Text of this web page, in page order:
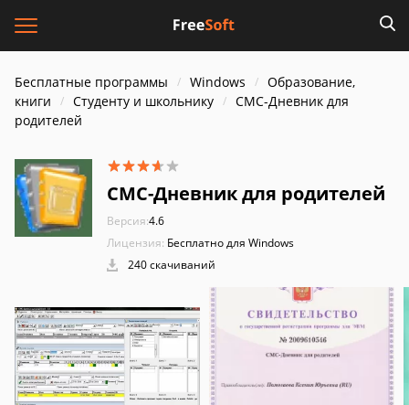
Бесплатные программы Windows
Образование,
книги
Cтуденту и школьнику
СМС-Дневник для
родителей
СМС-Дневник для родителей
Версия:4.6
Лицензия: Бесплатно для Windows
240 скачиваний